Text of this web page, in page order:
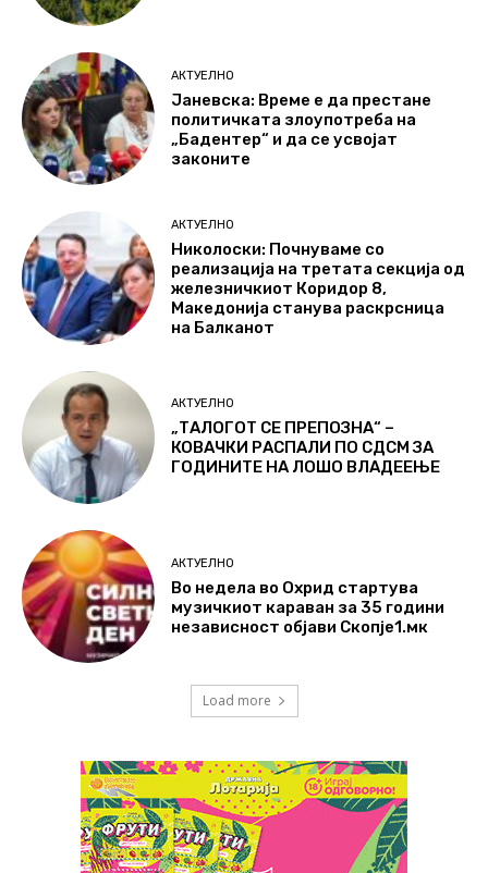
АКТУЕЛНО
Јаневска: Време е да престане
политичката злоупотреба на
„Бадентер“ и да се усвојат
законите
АКТУЕЛНО
Николоски: Почнуваме со
реализација на третата секција од
железничкиот Коридор 8,
Македонија станува раскрсница
на Балканот
АКТУЕЛНО
„ТАЛОГОТ СЕ ПРЕПОЗНА“ –
КОВАЧКИ РАСПАЛИ ПО СДСМ ЗА
ГОДИНИТЕ НА ЛОШО ВЛАДЕЕЊЕ
АКТУЕЛНО
Во недела во Охрид стартува
музичкиот караван за 35 години
независност објави Скопје1.мк
Load more